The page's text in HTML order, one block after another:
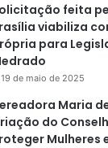
feita
viabiliza
para
19 de maio de 2025
Maria
do
Mulheres